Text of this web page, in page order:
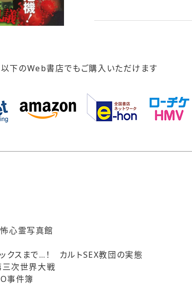
以下のWeb書店でもご購入いただけます
心霊写真館
クスまで…！ カルトSEX教団の実態
次世界大戦
事件簿